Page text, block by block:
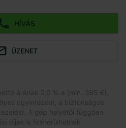
HÍVÁS
ÜZENET
árának 2,0 %-a (min. 395 €),
ügyintézést, a biztonságos
A gép helyétől függően
díjak is felmerülhetnek.